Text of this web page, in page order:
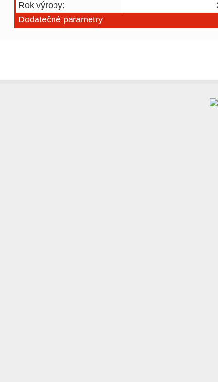
Rok výroby:
Dodatečné parametry